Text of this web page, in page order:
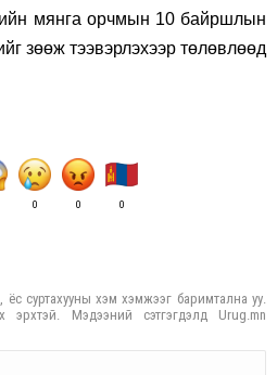
мянга орчмын 10 байршлын
зөөж тээвэрлэхээр төлөвлөөд
0 0 0
ёс суртахууны хэм хэмжээг баримтална уу.
эрхтэй. Мэдээний сэтгэгдэлд Urug.mn